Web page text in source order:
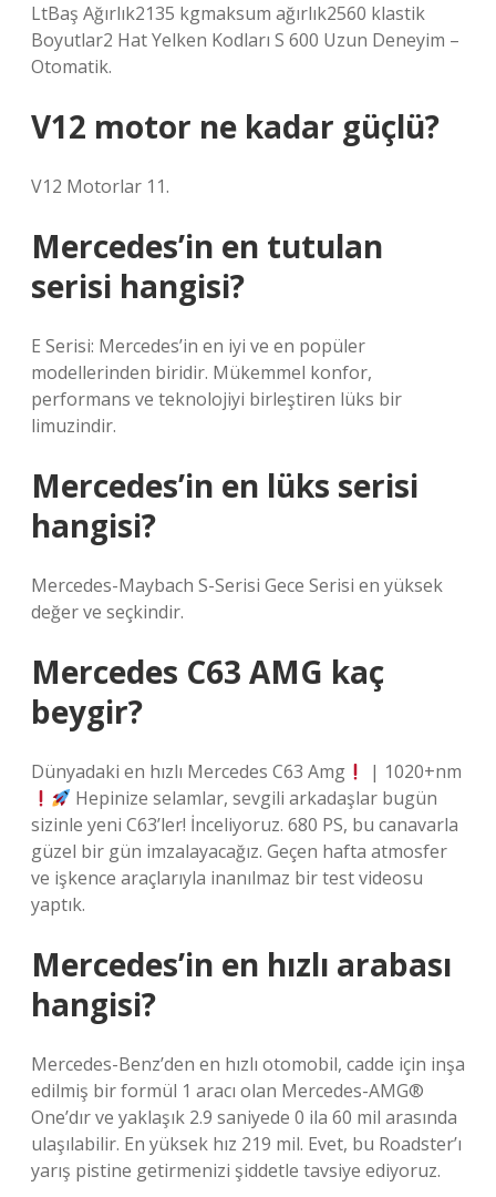
LtBaş Ağırlık2135 kgmaksum ağırlık2560 klastik
Boyutlar2 Hat Yelken Kodları S 600 Uzun Deneyim –
Otomatik.
V12 motor ne kadar güçlü?
V12 Motorlar 11.
Mercedes’in en tutulan
serisi hangisi?
E Serisi: Mercedes’in en iyi ve en popüler
modellerinden biridir. Mükemmel konfor,
performans ve teknolojiyi birleştiren lüks bir
limuzindir.
Mercedes’in en lüks serisi
hangisi?
Mercedes-Maybach S-Serisi Gece Serisi en yüksek
değer ve seçkindir.
Mercedes C63 AMG kaç
beygir?
Dünyadaki en hızlı Mercedes C63 Amg
| 1020+nm
Hepinize selamlar, sevgili arkadaşlar bugün
sizinle yeni C63’ler! İnceliyoruz. 680 PS, bu canavarla
güzel bir gün imzalayacağız. Geçen hafta atmosfer
ve işkence araçlarıyla inanılmaz bir test videosu
yaptık.
Mercedes’in en hızlı arabası
hangisi?
Mercedes-Benz’den en hızlı otomobil, cadde için inşa
edilmiş bir formül 1 aracı olan Mercedes-AMG®
One’dır ve yaklaşık 2.9 saniyede 0 ila 60 mil arasında
ulaşılabilir. En yüksek hız 219 mil. Evet, bu Roadster’ı
yarış pistine getirmenizi şiddetle tavsiye ediyoruz.